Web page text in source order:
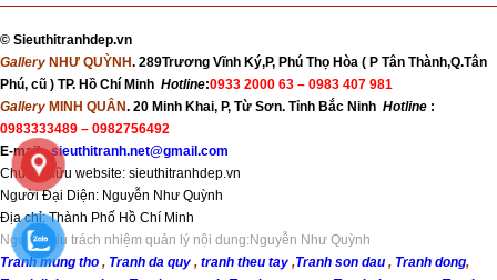
© Sieuthitranhdep.vn
Gallery NHƯ QUỲNH. 289Trương Vĩnh Ký,P, Phú Thọ Hòa ( P Tân Thành,Q.Tân
Phú, cũ ) TP. Hồ Chí Minh Hotline:0933 2000 63 – 0983 407 981
Gallery MINH QUÂN. 20 Minh Khai, P, Từ Sơn. Tỉnh Bắc Ninh Hotline :
0983333489 – 0982756492
E-mail: sieuthitranh.net@gmail.com
Chủ sở hữu website: sieuthitranhdep.vn
Người Đại Diện: Nguyễn Như Quỳnh
Địa chỉ:Thành Phố Hồ Chí Minh
Người chịu trách nhiệm quản lý nội dung:Nguyễn Như Quỳnh
Tranh mung tho , Tranh da quy , tranh theu tay ,Tranh son dau , Tranh dong,